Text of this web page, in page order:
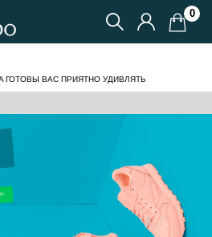
0
ГОТОВЫ ВАС ПРИЯТНО УДИВЛЯТЬ